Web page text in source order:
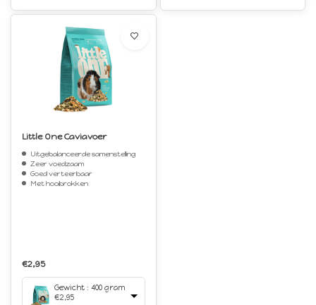
Little One Caviavoer
Uitgebalanceerde samenstelling
Zeer voedzaam
Goed verteerbaar
Met hooibrokken
€2,95
Gewicht : 400 gram
€2,95